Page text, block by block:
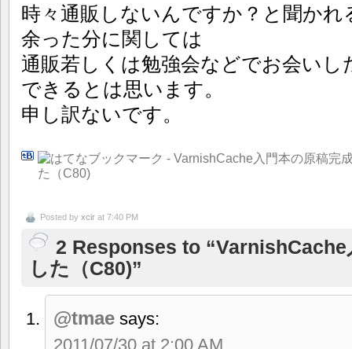
時々通販しないんですか？と聞か
余った分に関しては
通販若しくは勉強会などでお会い
できるとは思います。
申し訳ないです。
Posted by xcir at 7:40 PM
2 Responses to “VarnishCache
した（C80)”
@tmae says:
2011/07/30 at 2:00 AM